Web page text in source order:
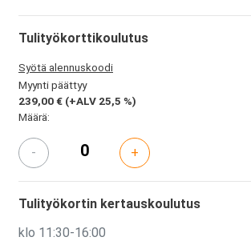
Tulityökorttikoulutus
Syötä alennuskoodi
Myynti päättyy
239,00 € (+ALV 25,5 %)
Määrä:
- +
Tulityökortin kertauskoulutus
klo 11:30-16:00